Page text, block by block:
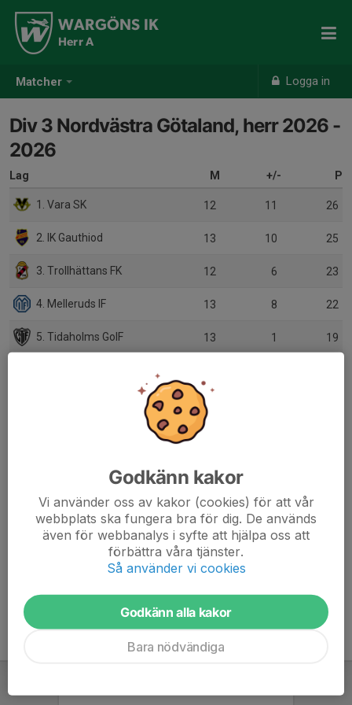
Matcher Logga in
WARGÖNS IK
Herr A
Div 3 Nordvästra Götaland, herr 2026 -
2026
Lag M +/- P
1. Vara SK 12 11 26
2. IK Gauthiod 13 10 25
3. Trollhättans FK 12 6 23
4. Melleruds IF 13 8 22
5. Tidaholms GoIF 13 1 19
13
12
10. IF Haga 13 -13
11. Egnahems BK 12 -12
12. Syrianska FK Lidköping 0
Godkänn kakor
Vi använder oss av kakor (cookies) för att vår
webbplats ska fungera bra för dig. De används
även för webbanalys i syfte att hjälpa oss att
förbättra våra tjänster.
Så använder vi cookies
Godkänn alla kakor
Bara nödvändiga